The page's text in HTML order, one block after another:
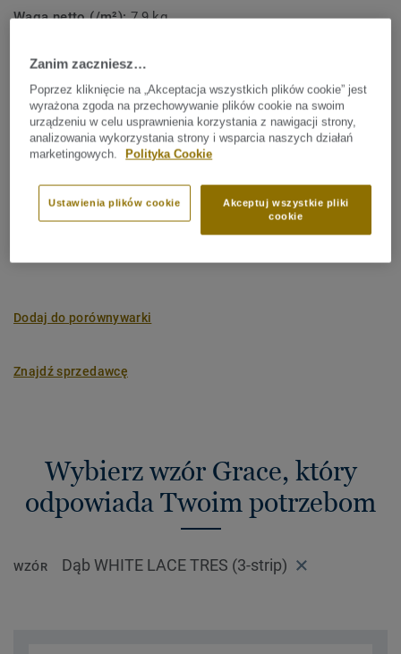
Waga netto (/m²):7,9 kg
Panel (1 nr SAP)
-4.35 kg CO /m2
ŚLAD WĘGLOWY MOJEGO PROJEKTU
Dodaj do porównywarki
Znajdź sprzedawcę
Wybierz wzór Grace, który
odpowiada Twoim potrzebom
WZÓR Dąb WHITE LACE TRES (3-strip)
Zanim zaczniesz…
Poprzez kliknięcie na „Akceptacja wszystkich plików cookie” jest
wyrażona zgoda na przechowywanie plików cookie na swoim
urządzeniu w celu usprawnienia korzystania z nawigacji strony,
analizowania wykorzystania strony i wsparcia naszych działań
marketingowych.
Polityka Cookie
Akceptuj wszystkie pliki
cookie
Ustawienia plików cookie